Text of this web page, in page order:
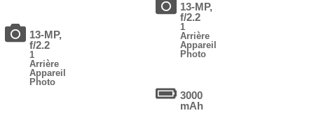
13-MP,
f/2.2
1
Arrière
Appareil
Photo
13-MP,
f/2.2
1
Arrière
Appareil
Photo
3000
mAh